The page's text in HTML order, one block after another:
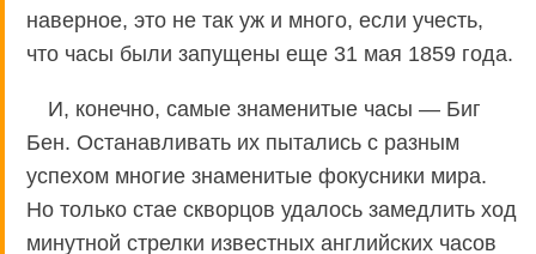
наверное, это не так уж и много, если учесть,
что часы были запущены еще 31 мая 1859 года.
И, конечно, самые знаменитые часы — Биг
Бен. Останавливать их пытались с разным
успехом многие знаменитые фокусники мира.
Но только стае скворцов удалось замедлить ход
минутной стрелки известных английских часов